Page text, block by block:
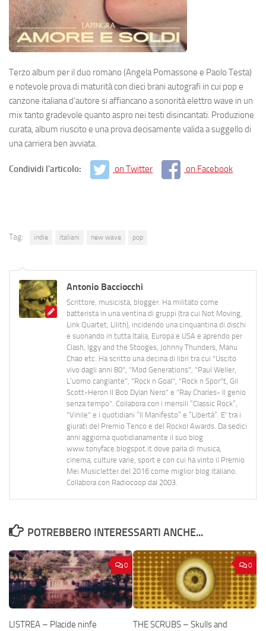
Terzo album per il duo romano (Angela Pomassone e Paolo Testa)
e notevole prova di maturità con dieci brani autografi in cui pop e
canzone italiana d’autore si affiancano a sonorità elettro wave in un
mix tanto gradevole quanto aspro nei testi disincantati. Produzione
curata, album riuscito e una prova decisamente valida a suggello di
una carriera ben avviata.
Condividi l'articolo: on Twitter on Facebook
Tag: indie italiani new wave pop
Antonio Bacciocchi
Scrittore, musicista, blogger. Ha militato come
batterista in una ventina di gruppi (tra cui Not Moving,
Link Quartet, Lilith), incidendo una cinquantina di dischi
e suonando in tutta Italia, Europa e USA e aprendo per
Clash, Iggy and the Stooges, Johnny Thunders, Manu
Chao etc. Ha scritto una decina di libri tra cui "Uscito
vivo dagli anni 80", "Mod Generations", "Paul Weller,
L’uomo cangiante", "Rock n Goal", "Rock n Spor"t, Gil
Scott-Heron Il Bob Dylan Nero" e "Ray Charles- Il genio
senza tempo". Collabora con i mensili “Classic Rock”,
"Vinile" e i quotidiani “Il Manifesto” e “Libertà”. E' tra i
giurati del Premio Tenco e del Rockol Awards. Da sedici
anni aggiorna quotidianamente il suo blog
www.tonyface.blogspot.it dove parla di musica,
cinema, culture varie, sport e con cui ha vinto il Premio
Mei Musicletter del 2016 come miglior blog italiano.
Collabora con Radiocoop dal 2003.
POTREBBERO INTERESSARTI ANCHE...
0
LISTREA – Placide ninfe
0
THE SCRUBS – Skulls and